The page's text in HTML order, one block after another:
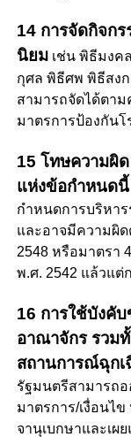
14 การจัดกิจก
นิยม เช่น พิธีมงค
กุศล พิธีศพ พิธีสง
สามารถจัดได้ตา
มาตรการป้องกัน
15 โทษความผิ
แห่งข้อกำหนดนี้
กำหนดการบริหา
และอาจมีความผิ
2548 หรือมาตรา
พ.ศ. 2542 แล้วแต่
16 การใช้บังคั
อาณาจักร รวม
สถานการณ์ฉุกเ
รัฐมนตรีสามารถ
มาตรการ/เงื่อนไข
จานุเบกษาและเผ